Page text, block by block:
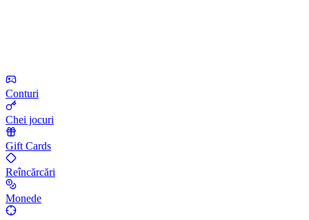
Conturi
Chei jocuri
Gift Cards
Reîncărcări
Monede